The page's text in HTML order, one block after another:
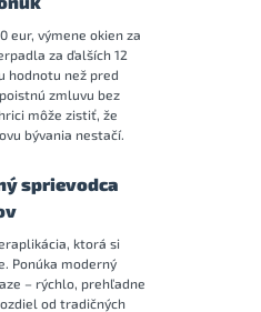
eur, výmene okien za
za ďalších 12
hodnotu než pred
zmluvu bez
môže zistiť, že
bývania nestačí.
sprievodca
ktorá si
Ponúka moderný
– rýchlo, prehľadne
od tradičných